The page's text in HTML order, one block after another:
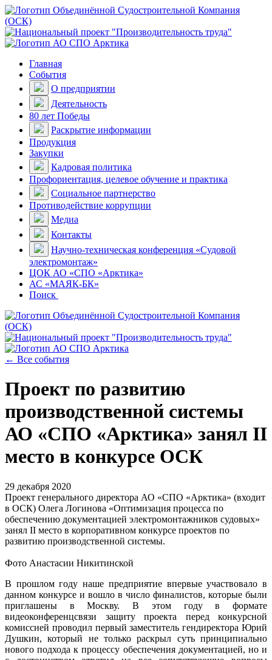
Главная
События
О предприятии
Деятельность
80 лет Победы
Раскрытие информации
Продукция
Закупки
Кадровая политика
Профориентация, целевое обучение и практика
Социальное партнерство
Противодействие коррупции
Медиа
Контакты
Научно-техническая конференция «Судовой
электромонтаж»
ЦОК АО «СПО «Арктика»
АС «МАЯК-БК»
Поиск
← Все события
Проект по развитию
производственной системы
АО «СПО «Арктика» занял II
место в конкурсе ОСК
29 декабря 2020
Проект генерального директора АО «СПО «Арктика» (входит
в ОСК) Олега Логинова «Оптимизация процесса по
обеспечению документацией электромонтажников судовых»
занял II место в корпоративном конкурсе проектов по
развитию производственной системы.
Фото Анастасии Никитинской
В прошлом году наше предприятие впервые участвовало в
данном конкурсе и вошло в число финалистов, которые были
приглашены в Москву. В этом году в формате
видеоконференцсвязи защиту проекта перед конкурсной
комиссией проводил первый заместитель гендиректора Юрий
Душкин, который не только раскрыл суть принципиально
нового подхода к процессу обеспечения документацией, но и